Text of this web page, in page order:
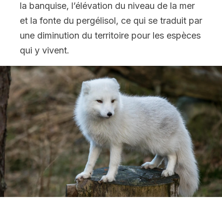
la banquise, l’élévation du niveau de la mer
et la fonte du pergélisol, ce qui se traduit par
une diminution du territoire pour les espèces
qui y vivent.